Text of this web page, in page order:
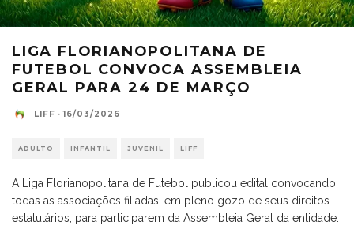
LIGA FLORIANOPOLITANA DE
FUTEBOL CONVOCA ASSEMBLEIA
GERAL PARA 24 DE MARÇO
LIFF · 16/03/2026
ADULTO INFANTIL JUVENIL LIFF
A Liga Florianopolitana de Futebol publicou edital convocando
todas as associações filiadas, em pleno gozo de seus direitos
estatutários, para participarem da Assembleia Geral da entidade.